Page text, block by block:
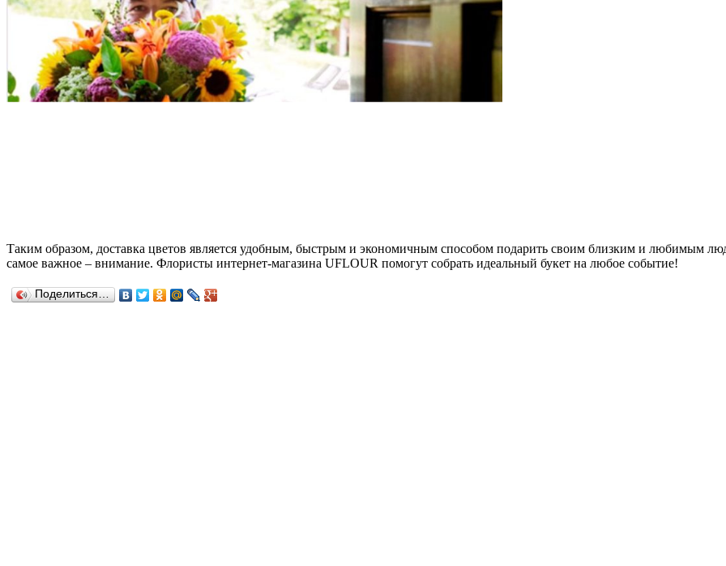
Таким образом, доставка цветов является удобным, быстрым и экономичным способом подарить своим близким и любимым
самое важное – внимание. Флористы интернет-магазина UFLOUR помогут собрать идеальный букет на любое событие!
Поделиться…